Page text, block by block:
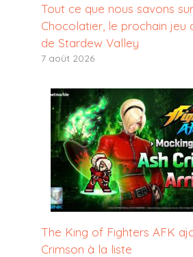
Tout ce que nous savons
Chocolatier, le prochain jeu
de Stardew Valley
7 août 2026
The King of Fighters AFK
Crimson à la liste